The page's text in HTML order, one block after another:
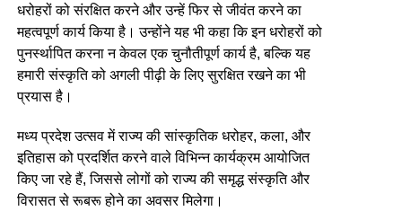
धरोहरों को संरक्षित करने और उन्हें फिर से जीवंत करने का
महत्वपूर्ण कार्य किया है। उन्होंने यह भी कहा कि इन धरोहरों को
पुनर्स्थापित करना न केवल एक चुनौतीपूर्ण कार्य है, बल्कि यह
हमारी संस्कृति को अगली पीढ़ी के लिए सुरक्षित रखने का भी
प्रयास है।
मध्य प्रदेश उत्सव में राज्य की सांस्कृतिक धरोहर, कला, और
इतिहास को प्रदर्शित करने वाले विभिन्न कार्यक्रम आयोजित
किए जा रहे हैं, जिससे लोगों को राज्य की समृद्ध संस्कृति और
विरासत से रूबरू होने का अवसर मिलेगा।